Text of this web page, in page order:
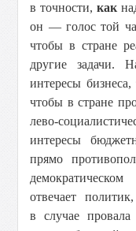
в точности, как
он — голос той
чтобы в стране
другие задачи.
интересы бизнеса,
чтобы в стране
лево-
интересы
прямо
отвечает
в случае провала